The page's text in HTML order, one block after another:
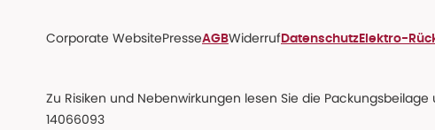
Corporate WebsitePresseAGBWiderruf Datenschutz Elektro-
Zu Risiken und Nebenwirkungen lesen Sie die
14066093